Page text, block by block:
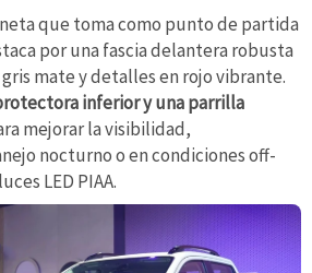
que toma como punto de partida
por una fascia delantera robusta
mate y detalles en rojo vibrante.
inferior y una parrilla
mejorar la visibilidad,
nocturno o en condiciones off-
LED PIAA.